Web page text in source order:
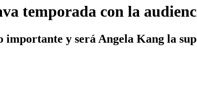
temporada con la
y será Angela Kang la